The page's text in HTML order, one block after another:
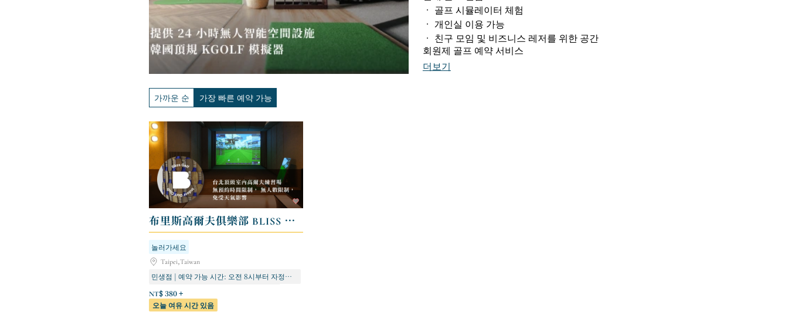
• 골프 시뮬레이터 체험
• 개인실 이용 가능
• 친구 모임 및 비즈니스 레저를 위한 공간
회원제 골프 예약 서비스
더보기
가까운 순 가장 빠른 예약 가능
布里斯高爾夫俱樂部 BLISS GOLF Indoor Golf Club
놀러가세요
Taipei,Taiwan
민생점 | 예약 가능 시간: 오전 8시부터 자정까지
소수민족 상점 | 예약 시 24시간 연중무휴
미라마점 | 24시간 예약 가능
NT$ 380 +
오늘 여유 시간 있음